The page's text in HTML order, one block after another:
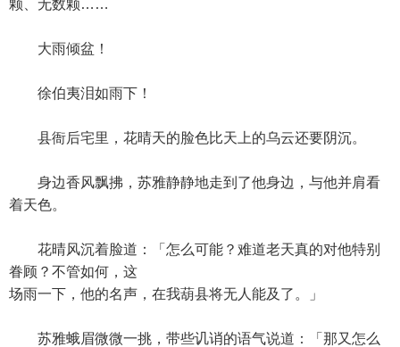
颗、无数颗……
大雨倾盆！
徐伯夷泪如雨下！
县衙后宅里，花晴天的脸色比天上的乌云还要阴沉。
身边香风飘拂，苏雅静静地走到了他身边，与他并肩看
着天色。
花晴风沉着脸道：「怎么可能？难道老天真的对他特别
眷顾？不管如何，这
场雨一下，他的名声，在我葫县将无人能及了。」
苏雅蛾眉微微一挑，带些讥诮的语气说道：「那又怎么